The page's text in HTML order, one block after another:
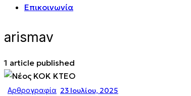
Επικοινωνία
arismav
1 article published
Αρθρογραφία 23 Ιουλίου, 2025